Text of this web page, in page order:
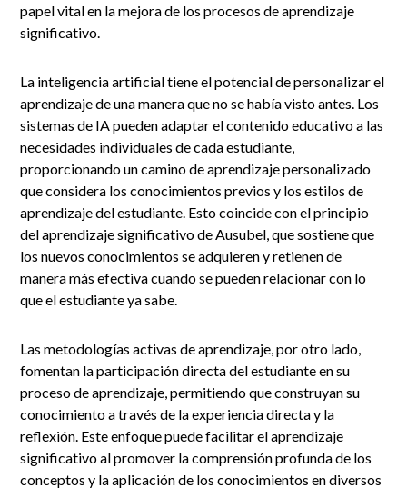
papel vital en la mejora de los procesos de aprendizaje
significativo.
La inteligencia artificial tiene el potencial de personalizar el
aprendizaje de una manera que no se había visto antes. Los
sistemas de IA pueden adaptar el contenido educativo a las
necesidades individuales de cada estudiante,
proporcionando un camino de aprendizaje personalizado
que considera los conocimientos previos y los estilos de
aprendizaje del estudiante. Esto coincide con el principio
del aprendizaje significativo de Ausubel, que sostiene que
los nuevos conocimientos se adquieren y retienen de
manera más efectiva cuando se pueden relacionar con lo
que el estudiante ya sabe.
Las metodologías activas de aprendizaje, por otro lado,
fomentan la participación directa del estudiante en su
proceso de aprendizaje, permitiendo que construyan su
conocimiento a través de la experiencia directa y la
reflexión. Este enfoque puede facilitar el aprendizaje
significativo al promover la comprensión profunda de los
conceptos y la aplicación de los conocimientos en diversos